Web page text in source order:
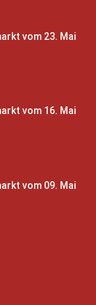
vom 23. Mai
vom 16. Mai
vom 09. Mai